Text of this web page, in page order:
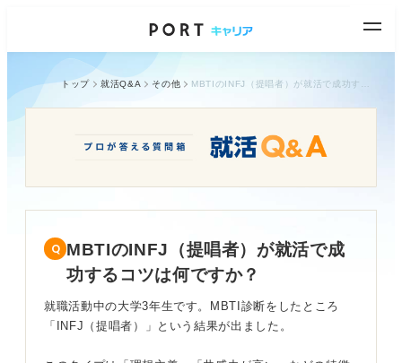
トップ 就活Q&A その他
MBTIのINFJ（提唱者）が就活で成
功するコツは何ですか？
就職活動中の大学3年生です。MBTI診断をしたところ
「INFJ（提唱者）」という結果が出ました。